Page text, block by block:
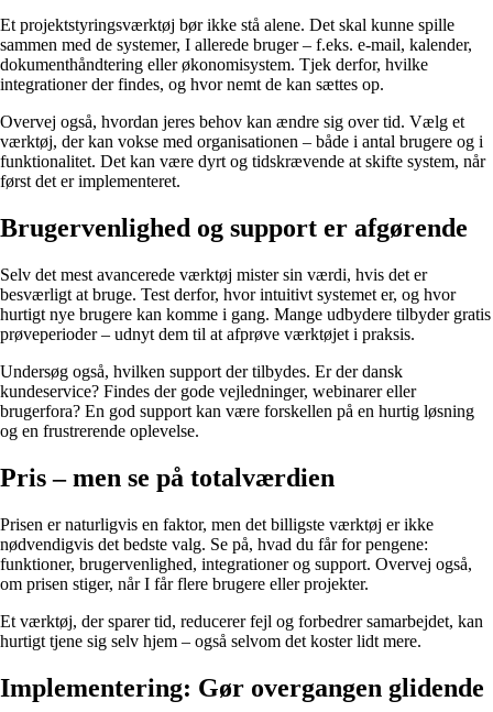
Et projektstyringsværktøj bør ikke stå alene. Det skal kunne spille
sammen med de systemer, I allerede bruger – f.eks. e-mail, kalender,
dokumenthåndtering eller økonomisystem. Tjek derfor, hvilke
integrationer der findes, og hvor nemt de kan sættes op.
Overvej også, hvordan jeres behov kan ændre sig over tid. Vælg et
værktøj, der kan vokse med organisationen – både i antal brugere og i
funktionalitet. Det kan være dyrt og tidskrævende at skifte system, når
først det er implementeret.
Brugervenlighed og support er afgørende
Selv det mest avancerede værktøj mister sin værdi, hvis det er
besværligt at bruge. Test derfor, hvor intuitivt systemet er, og hvor
hurtigt nye brugere kan komme i gang. Mange udbydere tilbyder gratis
prøveperioder – udnyt dem til at afprøve værktøjet i praksis.
Undersøg også, hvilken support der tilbydes. Er der dansk
kundeservice? Findes der gode vejledninger, webinarer eller
brugerfora? En god support kan være forskellen på en hurtig løsning
og en frustrerende oplevelse.
Pris – men se på totalværdien
Prisen er naturligvis en faktor, men det billigste værktøj er ikke
nødvendigvis det bedste valg. Se på, hvad du får for pengene:
funktioner, brugervenlighed, integrationer og support. Overvej også,
om prisen stiger, når I får flere brugere eller projekter.
Et værktøj, der sparer tid, reducerer fejl og forbedrer samarbejdet, kan
hurtigt tjene sig selv hjem – også selvom det koster lidt mere.
Implementering: Gør overgangen glidende